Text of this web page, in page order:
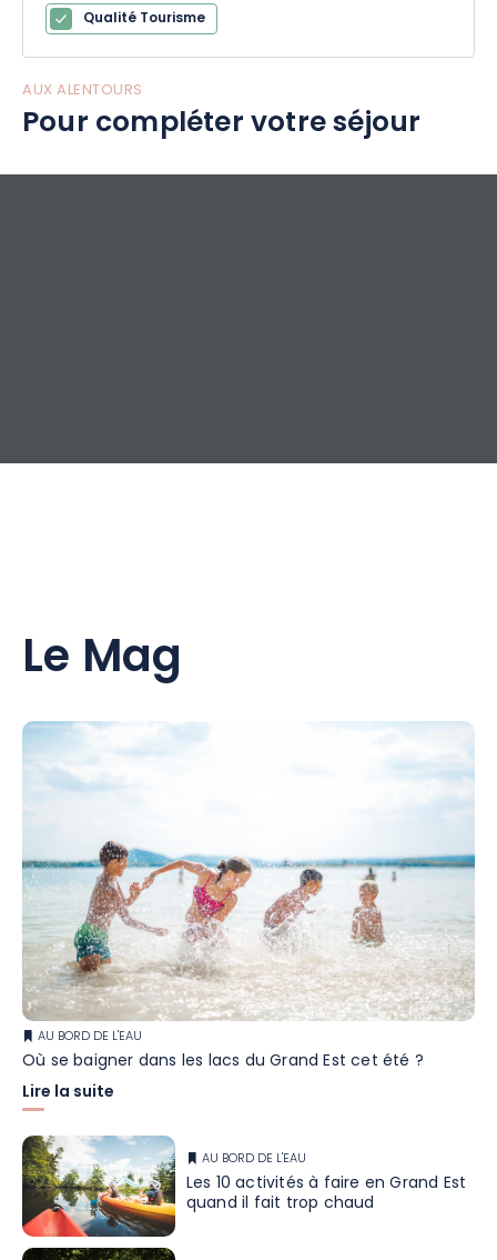
Qualité Tourisme
AUX ALENTOURS
Pour compléter votre séjour
Le Mag
AU BORD DE L'EAU
Où se baigner dans les lacs du Grand Est cet été ?
Lire la suite
AU BORD DE L'EAU
Les 10 activités à faire en Grand Est
quand il fait trop chaud